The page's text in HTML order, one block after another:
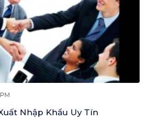
Nhập Khẩu Uy Tín